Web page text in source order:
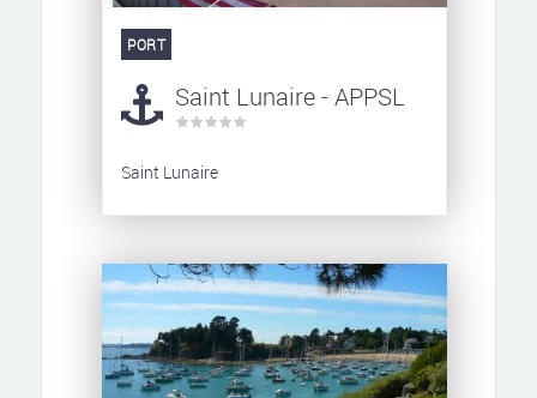
PORT
Saint Lunaire - APPSL
Saint Lunaire